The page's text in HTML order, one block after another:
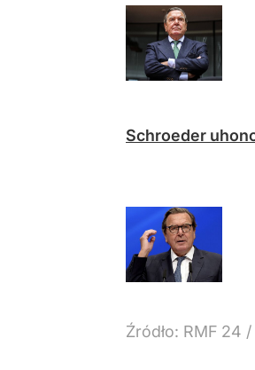
Schroeder
Źródło: RMF 24 /